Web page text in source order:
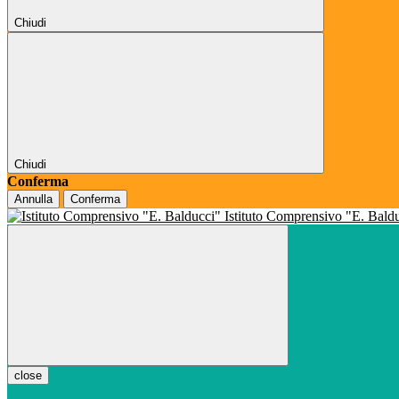
Chiudi
Chiudi
Conferma
Annulla Conferma
Istituto Comprensivo "E.
close